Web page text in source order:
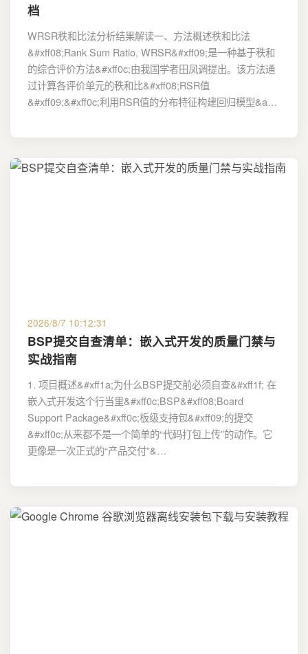
档
WRSR秩和比法分析结果解读一、方法概述秩和比法
&#xff08;Rank Sum Ratio, WRSR&#xff09;是一种基于秩和
的综合评价方法&#xff0c;由我国学者田凤调提出。该方法通
过计算各评价单元的秩和比&#xff08;RSR值
&#xff09;&#xff0c;利用RSR值的分布特征构建回归模型&a…
2026/8/7 10:12:31
BSP提交自查清单：嵌入式开发的质量门禁与
实战指南
1. 项目概述&#xff1a;为什么BSP提交前必须自查&#xff1f; 在
嵌入式开发这个行当里&#xff0c;BSP&#xff08;Board
Support Package&#xff0c;板级支持包&#xff09;的提交
&#xff0c;从来都不是一个简单的“代码打包上传”的动作。它
更像是一次正式的“产品交付”&…